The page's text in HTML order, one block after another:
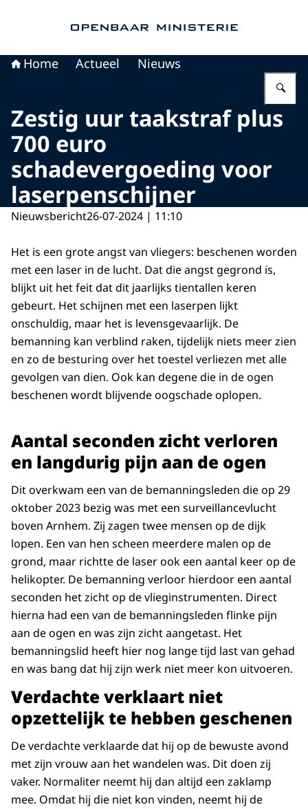
Home Actueel Nieuws
Zestig uur taakstraf plus
700 euro
schadevergoeding voor
laserpenschijner
Nieuwsbericht26-07-2024 | 11:10
Het is een grote angst van vliegers: beschenen worden
met een laser in de lucht. Dat die angst gegrond is,
blijkt uit het feit dat dit jaarlijks tientallen keren
gebeurt. Het schijnen met een laserpen lijkt
onschuldig, maar het is levensgevaarlijk. De
bemanning kan verblind raken, tijdelijk niets meer zien
en zo de besturing over het toestel verliezen met alle
gevolgen van dien. Ook kan degene die in de ogen
beschenen wordt blijvende oogschade oplopen.
Aantal seconden zicht verloren
en langdurig pijn aan de ogen
Dit overkwam een van de bemanningsleden die op 29
oktober 2023 bezig was met een surveillancevlucht
boven Arnhem. Zij zagen twee mensen op de dijk
lopen. Een van hen scheen meerdere malen op de
grond, maar richtte de laser ook een aantal keer op de
helikopter. De bemanning verloor hierdoor een aantal
seconden het zicht op de vlieginstrumenten. Direct
hierna had een van de bemanningsleden flinke pijn
aan de ogen en was zijn zicht aangetast. Het
bemanningslid heeft hier nog lange tijd last van gehad
en was bang dat hij zijn werk niet meer kon uitvoeren.
Verdachte verklaart niet
opzettelijk te hebben geschenen
De verdachte verklaarde dat hij op de bewuste avond
met zijn vrouw aan het wandelen was. Dit doen zij
vaker. Normaliter neemt hij dan altijd een zaklamp
mee. Omdat hij die niet kon vinden, neemt hij de